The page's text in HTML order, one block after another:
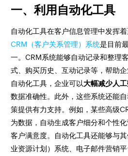
一、利用自动化工具
自动化工具在客户信息管理中发挥着
CRM（客户关系管理）系统是目前
一。CRM系统能够自动记录和整理
式、购买历史、互动记录等，帮助
自动化工具，企业可以大幅减少人
数据准确性。此外，这些系统还能
策提供有力支持。例如，某些高级
为数据，自动生成客户细分和个性
客户满意度。自动化工具还能够与
业资源计划）系统、电子邮件营销